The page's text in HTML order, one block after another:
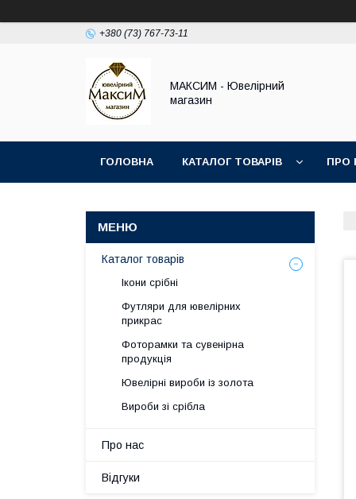
+380 (73) 767-73-11
МАКСИМ - Ювелірний
магазин
ГОЛОВНА КАТАЛОГ ТОВАРІВ ПРО
Каталог товарів
Ікони срібні
Футляри для ювелірних
прикрас
Фоторамки та сувенірна
продукція
Ювелірні вироби із золота
Вироби зі срібла
Про нас
Відгуки